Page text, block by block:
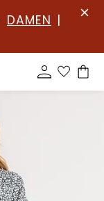
DAMEN |